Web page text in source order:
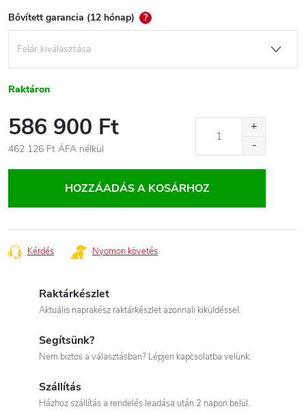
Bővített garancia (12 hónap) ?
Raktáron
586 900 Ft
462 126 Ft ÁFA nélkül
HOZZÁADÁS A KOSÁRHOZ
Kérdés Nyomon követés
Raktárkészlet
Aktuális naprakész raktárkészlet azonnali kiküldéssel.
Segítsünk?
Nem biztos a választásban? Lépjen kapcsolatba velünk.
Szállítás
Házhoz szállítás a rendelés leadása után 2 napon belül.